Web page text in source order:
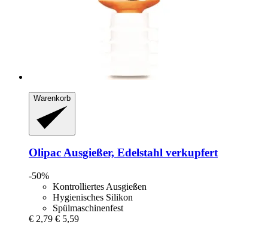
Warenkorb
OlipacAusgießer, Edelstahl verkupfert
-50%
Kontrolliertes Ausgießen
Hygienisches Silikon
Spülmaschinenfest
€ 2,79 € 5,59